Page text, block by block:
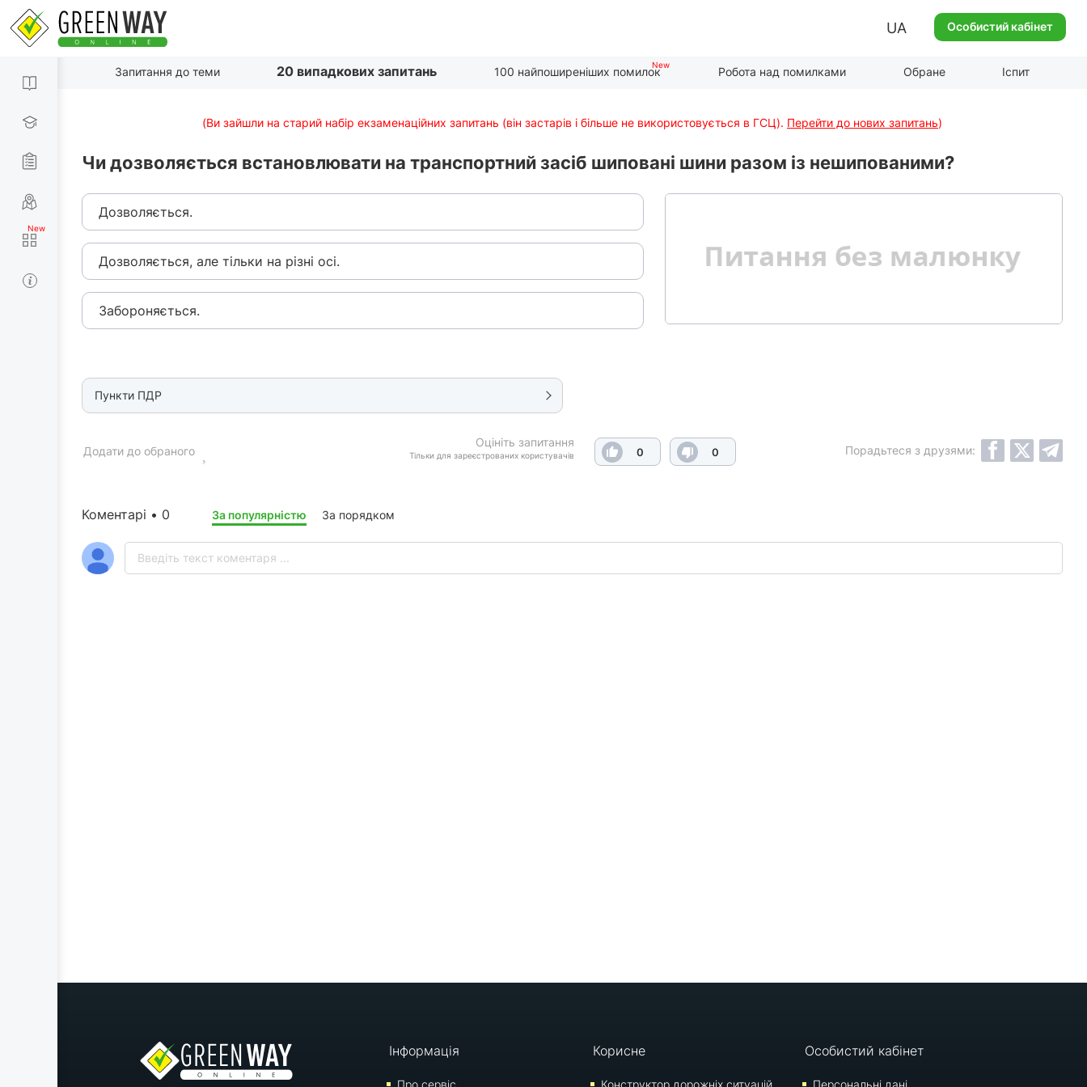
UA Особистий кабінет
Запитання до теми 20 випадкових запитань 100 найпоширеніших помилок Робота над помилками Обране Іспит
(Ви зайшли на старий набір екзаменаційних запитань (він застарів і більше не використовується в ГСЦ). Перейти до нових запитань)
Чи дозволяється встановлювати на транспортний засіб шиповані шини разом із нешипованими?
Дозволяється.
Дозволяється, але тільки на різні осі.
Забороняється.
Пункти ПДР
Оцініть запитання
Тільки для зареєстрованих користувачів 0 0
Додати до обраного Порадьтеся з друзями:
Коментарі • 0 За популярністю За порядком
Інформація
Про сервіс
Корисне
Конструктор дорожніх ситуацій
Особистий кабінет
Персональні дані